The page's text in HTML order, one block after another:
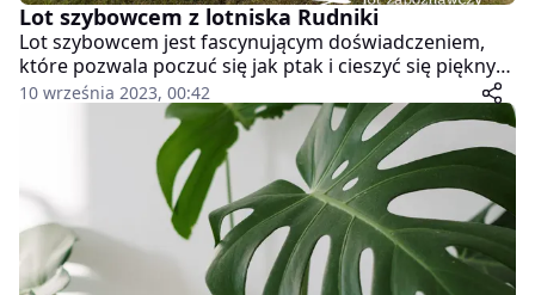
Lot szybowcem z lotniska Rudniki
Lot szybowcem jest fascynującym doświadczeniem,
które pozwala poczuć się jak ptak i cieszyć się pięknym
widokiem z góry. W Częstochowie, między innymi na
lotnisku Rudniki, istnieje możliwość skorzystania z lotu
szybowcem za wyciągarką lub zorganizowania lotu
zapoznawczego. W poniższym artykule dowiesz się
więcej o szybowcach, zasadach lotu szybowcem,
bezpieczeństwie podczas takich lotów, lotach
zapoznawczych, lotach szybowcem w Częstochowie
oraz o możliwości podarowania takiego lotu jako
niezwykłego prezentu.
10 września 2023, 00:42